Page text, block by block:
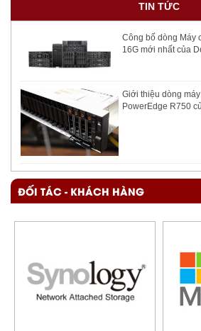
TIN TỨC
Công bố dòng Máy
16G mới nhất của
Giới thiệu dòng
PowerEdge R750
ĐỐI TÁC - KHÁCH HÀNG